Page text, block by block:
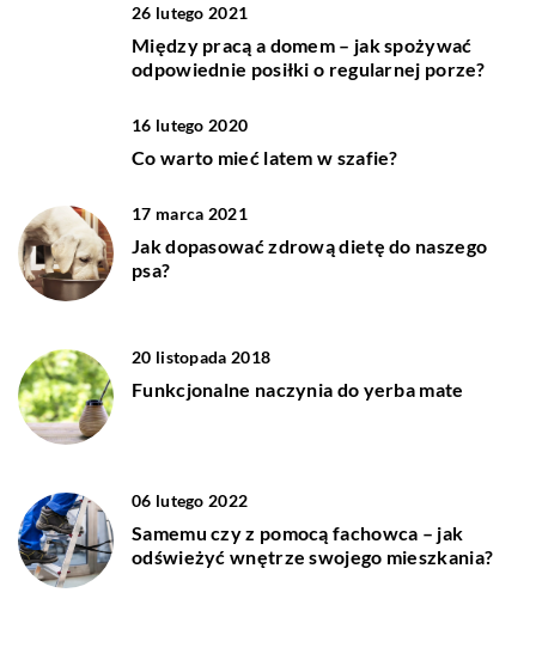
26 lutego 2021
Między pracą a domem – jak spożywać
odpowiednie posiłki o regularnej porze?
16 lutego 2020
Co warto mieć latem w szafie?
17 marca 2021
Jak dopasować zdrową dietę do naszego
psa?
20 listopada 2018
Funkcjonalne naczynia do yerba mate
06 lutego 2022
Samemu czy z pomocą fachowca – jak
odświeżyć wnętrze swojego mieszkania?